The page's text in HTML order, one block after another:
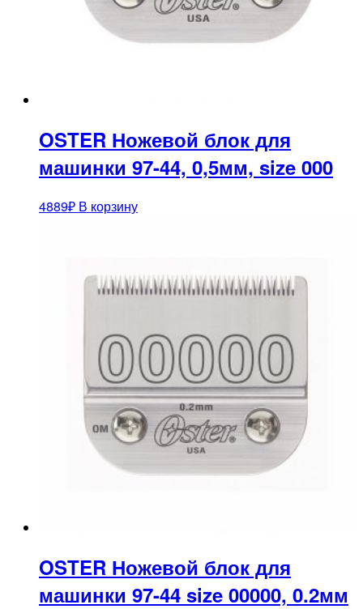
OSTER Ножевой блок для
машинки 97-44, 0,5мм, size 000
4889₽ В корзину
OSTER Ножевой блок для
машинки 97-44 size 00000, 0.2мм